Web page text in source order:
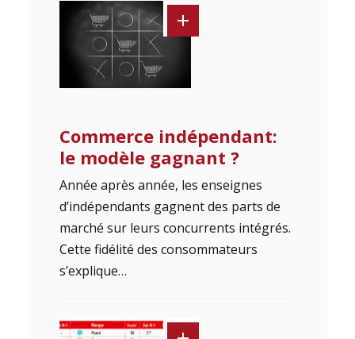
Commerce indépendant:
le modèle gagnant ?
Année après année, les enseignes
d’indépendants gagnent des parts de
marché sur leurs concurrents intégrés.
Cette fidélité des consommateurs
s’explique…